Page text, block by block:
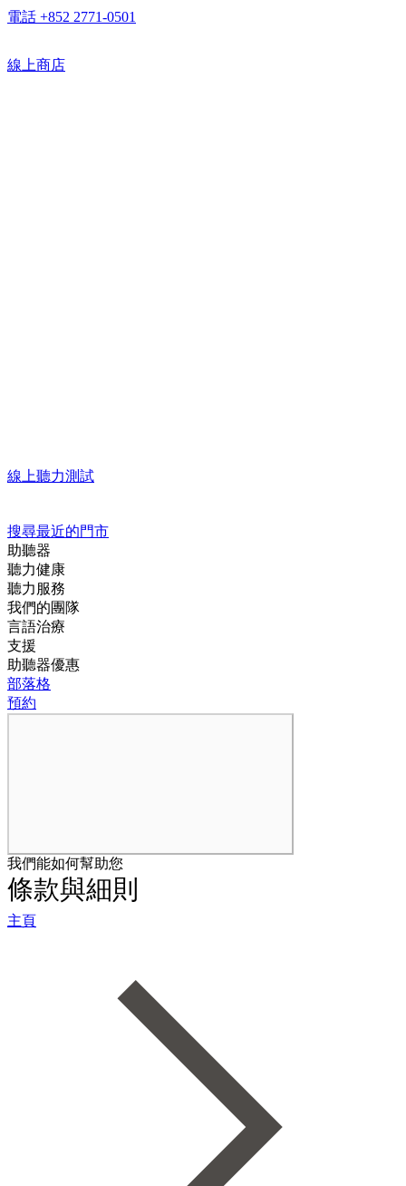
電話 +852 2771-0501
線上商店
線上聽力測試
搜尋最近的門市
助聽器
聽力健康
聽力服務
我們的團隊
言語治療
支援
助聽器優惠
部落格
預約
我們能如何幫助您
條款與細則
主頁